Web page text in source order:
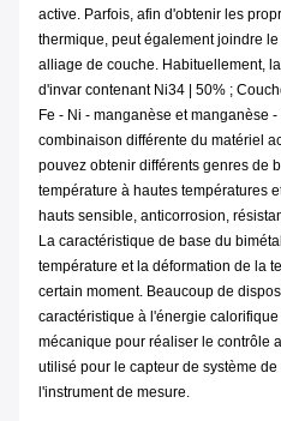
active. Parfois, afin d'obtenir les
thermique, peut également joindre
alliage de couche. Habituellement,
d'invar contenant Ni34 | 50% ;
Fe - Ni - manganèse et manganèse
combinaison différente du matériel
pouvez obtenir différents genres de
température à hautes températures
hauts sensible, anticorrosion,
La caractéristique de base du
température et la déformation de la
certain moment. Beaucoup de
caractéristique à l'énergie
mécanique pour réaliser le contrôle
utilisé pour le capteur de système
l'instrument de mesure.